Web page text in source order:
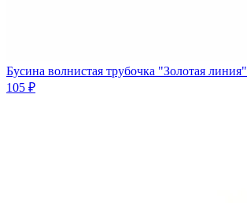
Бусина волнистая трубочка "Золотая линия"
105 ₽